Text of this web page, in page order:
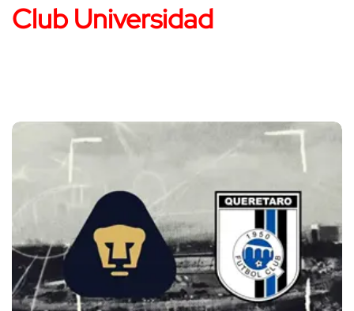
Club Universidad